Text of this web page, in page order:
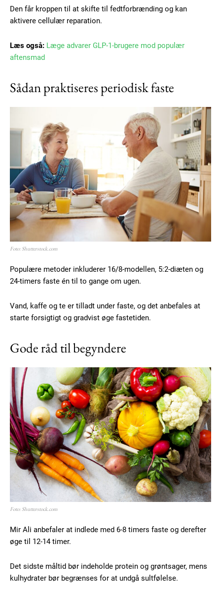
Den får kroppen til at skifte til fedtforbrænding og kan
aktivere cellulær reparation.
Læs også: Læge advarer GLP-1-brugere mod populær
aftensmad
Sådan praktiseres periodisk faste
Foto: Shutterstock.com
Populære metoder inkluderer 16/8-modellen, 5:2-diæten og
24-timers faste én til to gange om ugen.
Vand, kaffe og te er tilladt under faste, og det anbefales at
starte forsigtigt og gradvist øge fastetiden.
Gode råd til begyndere
Foto: Shutterstock.com
Mir Ali anbefaler at indlede med 6-8 timers faste og derefter
øge til 12-14 timer.
Det sidste måltid bør indeholde protein og grøntsager, mens
kulhydrater bør begrænses for at undgå sultfølelse.